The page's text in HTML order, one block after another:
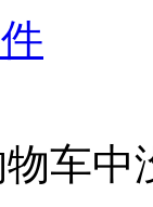
件
物车中